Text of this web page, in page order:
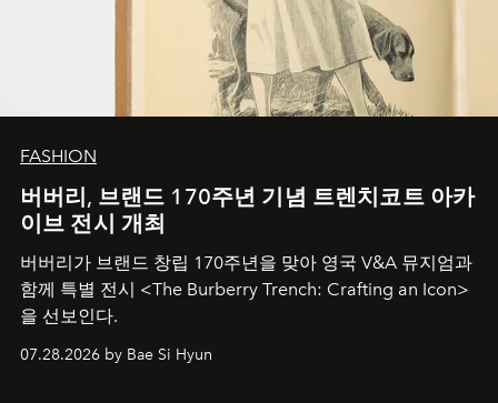
FASHION
버버리, 브랜드 170주년 기념 트렌치코트 아카
이브 전시 개최
버버리가 브랜드 창립 170주년을 맞아 영국 V&A 뮤지엄과
함께 특별 전시 <The Burberry Trench: Crafting an Icon>
을 선보인다.
07.28.2026 by Bae Si Hyun